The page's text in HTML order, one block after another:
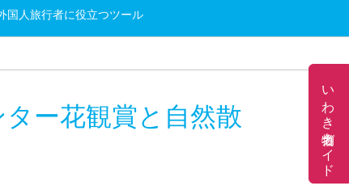
国人旅行者に役立つツール
いわき名物ガイド
ー花観賞と自然散